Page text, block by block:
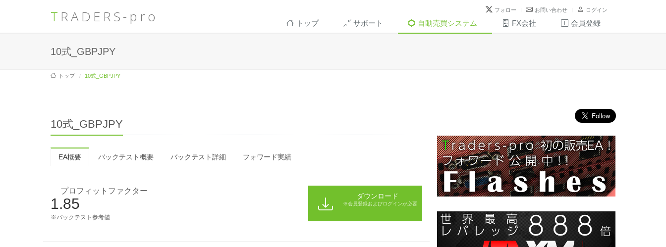
TRADERS-pro フォロー お問い合わせ ログイン
トップ サポート 自動売買システム FX会社 会員登録
10式_GBPJPY
トップ 10式_GBPJPY
10式_GBPJPY
EA概要 バックテスト概要 バックテスト詳細 フォワード実績
プロフィットファクター
1.85
※バックテスト参考値
ダウンロード
※会員登録およびログインが必要